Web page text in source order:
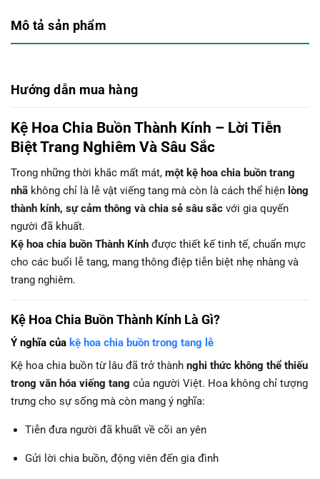
Mô tả sản phẩm
Hướng dẫn mua hàng
Kệ Hoa Chia Buồn Thành Kính – Lời Tiễn
Biệt Trang Nghiêm Và Sâu Sắc
Trong những thời khắc mất mát, một kệ hoa chia buồn trang
nhã không chỉ là lễ vật viếng tang mà còn là cách thể hiện lòng
thành kính, sự cảm thông và chia sẻ sâu sắc với gia quyến
người đã khuất.
Kệ hoa chia buồn Thành Kính được thiết kế tinh tế, chuẩn mực
cho các buổi lễ tang, mang thông điệp tiễn biệt nhẹ nhàng và
trang nghiêm.
Kệ Hoa Chia Buồn Thành Kính Là Gì?
Ý nghĩa của kệ hoa chia buồn trong tang lễ
Kệ hoa chia buồn từ lâu đã trở thành nghi thức không thể thiếu
trong văn hóa viếng tang của người Việt. Hoa không chỉ tượng
trưng cho sự sống mà còn mang ý nghĩa:
Tiễn đưa người đã khuất về cõi an yên
Gửi lời chia buồn, động viên đến gia đình